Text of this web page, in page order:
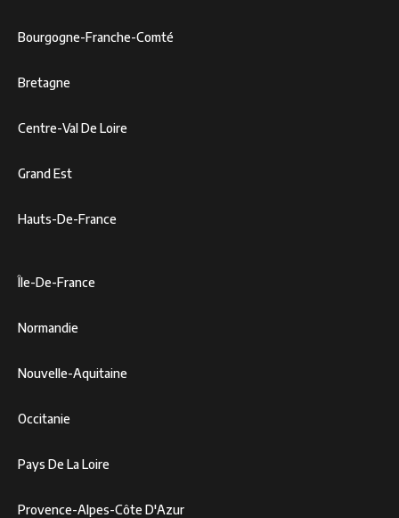
Bourgogne-Franche-Comté
Bretagne
Centre-Val De Loire
Grand Est
Hauts-De-France
Île-De-France
Normandie
Nouvelle-Aquitaine
Occitanie
Pays De La Loire
Provence-Alpes-Côte D'Azur